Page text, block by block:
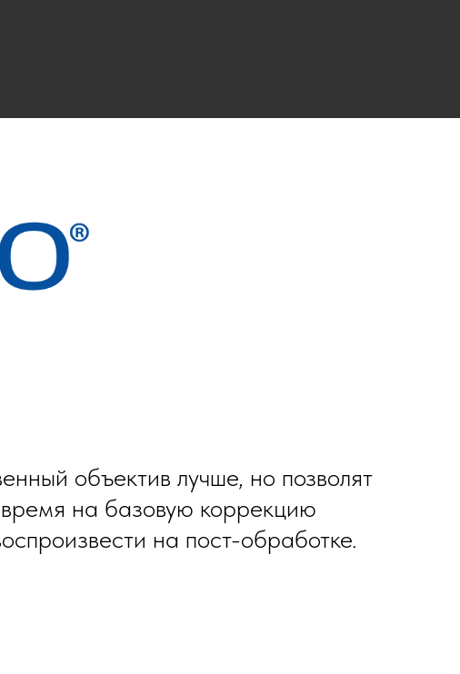
объектив лучше, но позволят
время на базовую коррекцию
на пост-обработке.